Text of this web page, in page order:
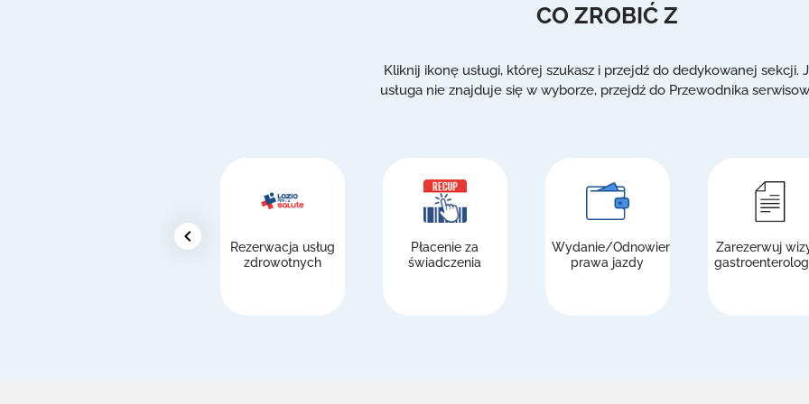
CO ZROBIĆ Z
Kliknij ikonę usługi, której szukasz i przejdź do dedykowanej sekcji.
usługa nie znajduje się w wyborze, przejdź do Przewodnika
chevron_left
Rezerwacja usług
zdrowotnych
Płacenie za
świadczenia
Wydanie/Odnowienie
prawa jazdy
Zarezerwuj